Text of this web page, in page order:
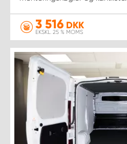
3 516 DKK
EKSKL. 25 % MOMS